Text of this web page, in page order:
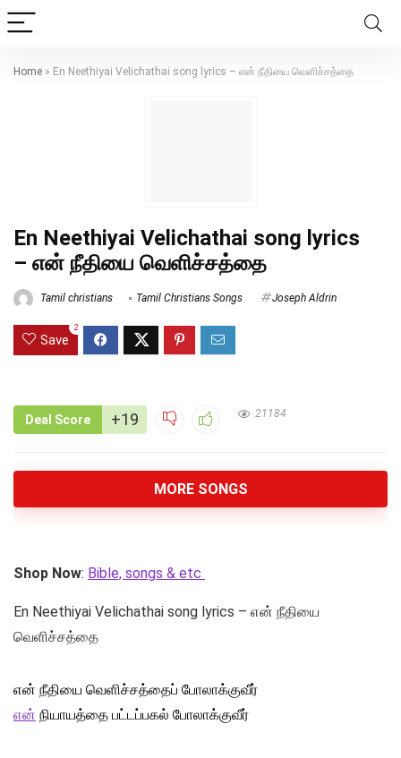
Home » En Neethiyai Velichathai song lyrics – என் நீதியை வெளிச்சத்தை
En Neethiyai Velichathai song lyrics
– என் நீதியை வெளிச்சத்தை
Tamil christians Tamil Christians Songs Joseph Aldrin
Save
2
Deal Score +19 21184
MORE SONGS
Shop Now: Bible, songs & etc
En Neethiyai Velichathai song lyrics – என் நீதியை
வெளிச்சத்தை
என் நீதியை வெளிச்சத்தைப் போலாக்குவீர்
என் நியாயத்தை பட்டப்பகல் போலாக்குவீர்